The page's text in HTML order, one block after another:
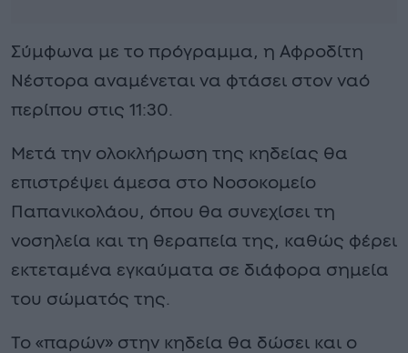
Σύμφωνα με το πρόγραμμα, η Αφροδίτη
Νέστορα αναμένεται να φτάσει στον ναό
περίπου στις 11:30.
Μετά την ολοκλήρωση της κηδείας θα
επιστρέψει άμεσα στο Νοσοκομείο
Παπανικολάου, όπου θα συνεχίσει τη
νοσηλεία και τη θεραπεία της, καθώς φέρει
εκτεταμένα εγκαύματα σε διάφορα σημεία
του σώματός της.
Το «παρών» στην κηδεία θα δώσει και ο